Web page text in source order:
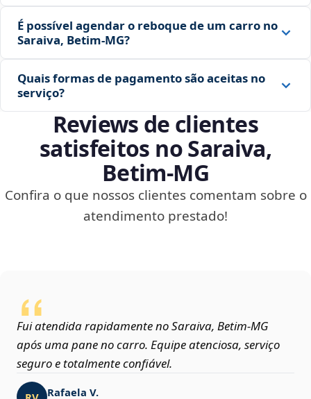
É possível agendar o reboque de um carro no
Saraiva, Betim‑MG?
Quais formas de pagamento são aceitas no
serviço?
Reviews de clientes
satisfeitos no Saraiva,
Betim‑MG
Confira o que nossos clientes comentam sobre o
atendimento prestado!
Fui atendida rapidamente no Saraiva, Betim‑MG
após uma pane no carro. Equipe atenciosa, serviço
seguro e totalmente confiável.
Rafaela V.